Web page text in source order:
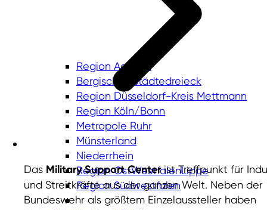
Region Aachen
Bergisches Städtedreieck
Region Düsseldorf-Kreis Mettmann
Region Köln/Bonn
Metropole Ruhr
Münsterland
Niederrhein
Region OstWestfalenLippe
Region Südwestfalen
Das Military Support Centerist Treffpunkt für
und Streitkräfte aus der ganzen Welt. Neben der
Bundeswehr als größtem Einzelaussteller haben